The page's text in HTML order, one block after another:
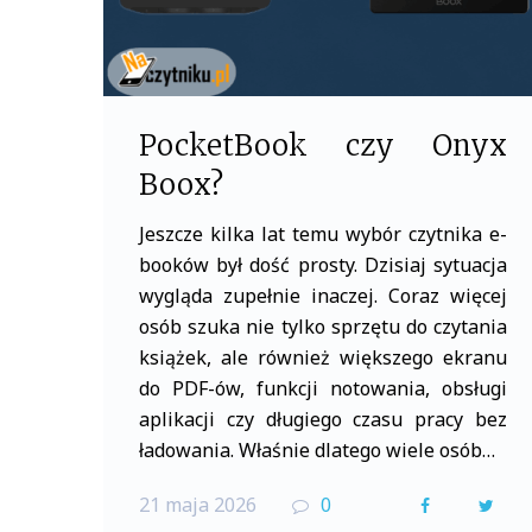
PocketBook czy Onyx
Boox?
Jeszcze kilka lat temu wybór czytnika e-
booków był dość prosty. Dzisiaj sytuacja
wygląda zupełnie inaczej. Coraz więcej
osób szuka nie tylko sprzętu do czytania
książek, ale również większego ekranu
do PDF-ów, funkcji notowania, obsługi
aplikacji czy długiego czasu pracy bez
ładowania. Właśnie dlatego wiele osób…
21 maja 2026 0
F